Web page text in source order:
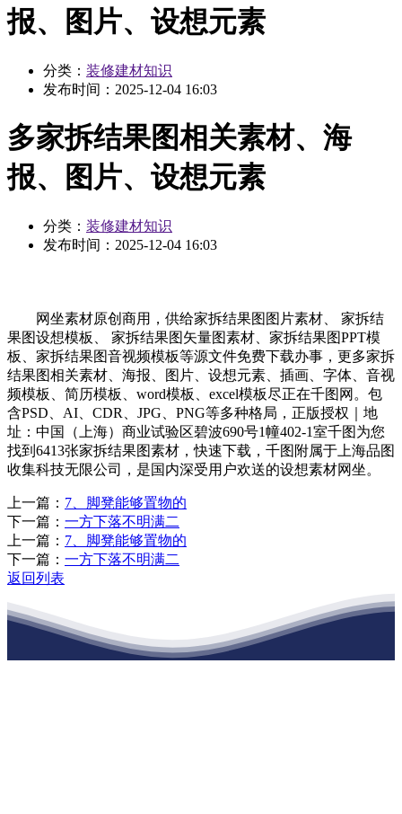
报、图片、设想元素
分类： 装修建材知识
发布时间： 2025-12-04 16:03
多家拆结果图相关素材、海
报、图片、设想元素
分类： 装修建材知识
发布时间： 2025-12-04 16:03
网坐素材原创商用，供给家拆结果图图片素材、 家拆结
果图设想模板、 家拆结果图矢量图素材、家拆结果图PPT模
板、家拆结果图音视频模板等源文件免费下载办事，更多家拆
结果图相关素材、海报、图片、设想元素、插画、字体、音视
频模板、简历模板、word模板、excel模板尽正在千图网。包
含PSD、AI、CDR、JPG、PNG等多种格局，正版授权｜地
址：中国（上海）商业试验区碧波690号1幢402-1室千图为您
找到6413张家拆结果图素材，快速下载，千图附属于上海品图
收集科技无限公司，是国内深受用户欢送的设想素材网坐。
上一篇： 7、脚凳能够置物的
下一篇： 一方下落不明满二
上一篇： 7、脚凳能够置物的
下一篇： 一方下落不明满二
返回列表